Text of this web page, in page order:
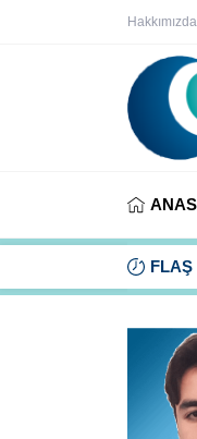
Hakkımızda